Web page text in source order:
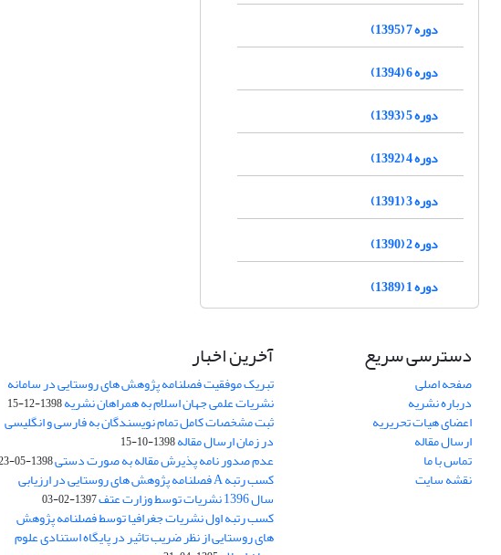
دوره 7 (1395)
دوره 6 (1394)
دوره 5 (1393)
دوره 4 (1392)
دوره 3 (1391)
دوره 2 (1390)
دوره 1 (1389)
دسترسی سریع
صفحه اصلی
درباره نشریه
اعضای هیات تحریریه
ارسال مقاله
تماس با ما
نقشه سایت
آخرین اخبار
تبریک موفقیت فصلنامه پژوهش های روستایی در سامانه
نشریات علمی جهان اسلام به همراهان نشریه1398-12-15
ثبت مشخصات کامل تمام نویسندگان به فارسی و انگلیسی
در زمان ارسال مقاله1398-10-15
عدم صدور نامه پذیرش مقاله به صورت دستی1398-05-23
کسب رتبه A فصلنامه پژوهش های روستایی در ارزیابی
سال 1396 نشریات توسط وزارت عتف 1397-02-03
کسب رتبه اول نشریات جغرافیا توسط فصلنامه پژوهش
های روستایی از نظر ضریب تاثیر در پایگاه استنادی علوم